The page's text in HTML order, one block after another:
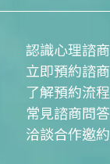
o e
認識心理諮商
立即預約諮商
了解預約流程
常見諮商問答
洽談合作邀約